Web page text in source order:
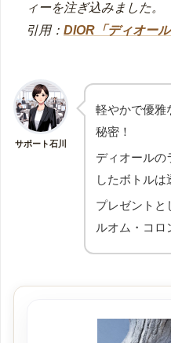
ィーを注ぎ込みました。
引用： DIOR「ディオー
サポート石川
軽やかで優雅
秘密！
ディオールの
したボトルは
プレゼントと
ルオム・コロ